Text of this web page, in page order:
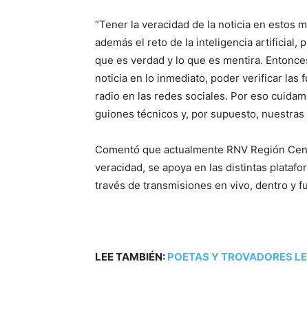
“Tener la veracidad de la noticia en estos
además el reto de la inteligencia artificial,
que es verdad y lo que es mentira.
noticia en lo inmediato, poder verificar las
radio en las redes sociales. Por eso
guiones técnicos y, por supuesto,
Comentó que actualmente RNV Región
veracidad, se apoya en las distintas
través de transmisiones en vivo, dentro y
LEE TAMBIÉN: POETAS Y TROVADORES